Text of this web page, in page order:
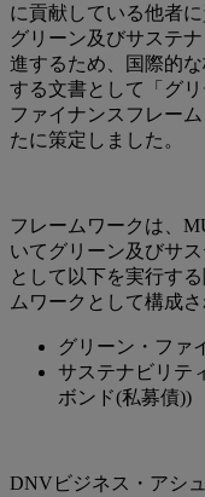
に貢献している他者
グリーン及びサステ
進するため、国際的
する文書として「グ
ファイナンスフレー
たに策定しました。
フレームワークは、
いてグリーン及びサ
として以下を実行す
ムワークとして構成
グリーン・ファ
サステナビリテ
ボンド(私募債))
DNVビジネス・アシ